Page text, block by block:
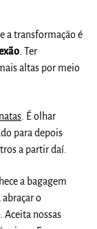
a transformação é
. Ter
altas por meio
. É olhar
para depois
a partir daí.
a bagagem
o
Aceita nossas